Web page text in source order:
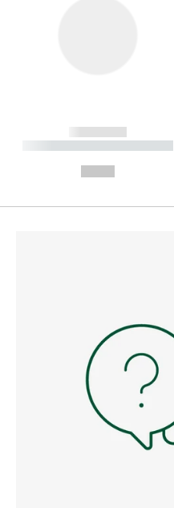
------------
----------- ----------- --------